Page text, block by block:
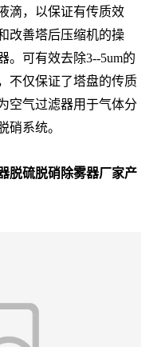
滴，以保证有传质效
改善塔后压缩机的操
。可有效去除3--5um的
不仅保证了塔盘的传质
空气过滤器用于气体分
硝系统。
脱硫脱硝除雾器厂家产